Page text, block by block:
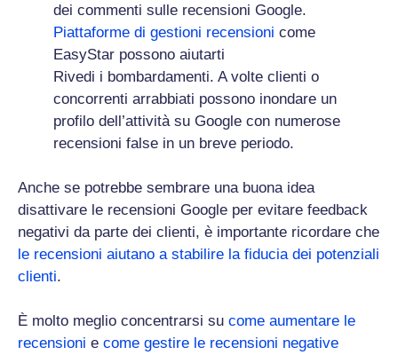
dei commenti sulle recensioni Google.
Piattaforme di gestioni recensioni come
EasyStar possono aiutarti
Rivedi i bombardamenti. A volte clienti o
concorrenti arrabbiati possono inondare un
profilo dell’attività su Google con numerose
recensioni false in un breve periodo.
Anche se potrebbe sembrare una buona idea
disattivare le recensioni Google per evitare feedback
negativi da parte dei clienti, è importante ricordare che
le recensioni aiutano a stabilire la fiducia dei potenziali
clienti.
È molto meglio concentrarsi su come aumentare le
recensioni e come gestire le recensioni negative